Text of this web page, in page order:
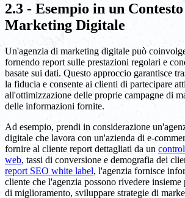
2.3 - Esempio in un
Marketing Digitale
Un'agenzia di marketing digitale può
fornendo report sulle prestazioni regolari e
basate sui dati. Questo approccio garantisce
la fiducia e consente ai clienti di partecipare
all'ottimizzazione delle proprie campagne di
delle informazioni fornite.
Ad esempio, prendi in considerazione
digitale che lavora con un'azienda di e-
fornire al cliente report dettagliati da un
web, tassi di conversione e demografia dei
report SEO white label, l'agenzia fornisce
cliente che l'agenzia possono rivedere insieme
di miglioramento, sviluppare strategie di